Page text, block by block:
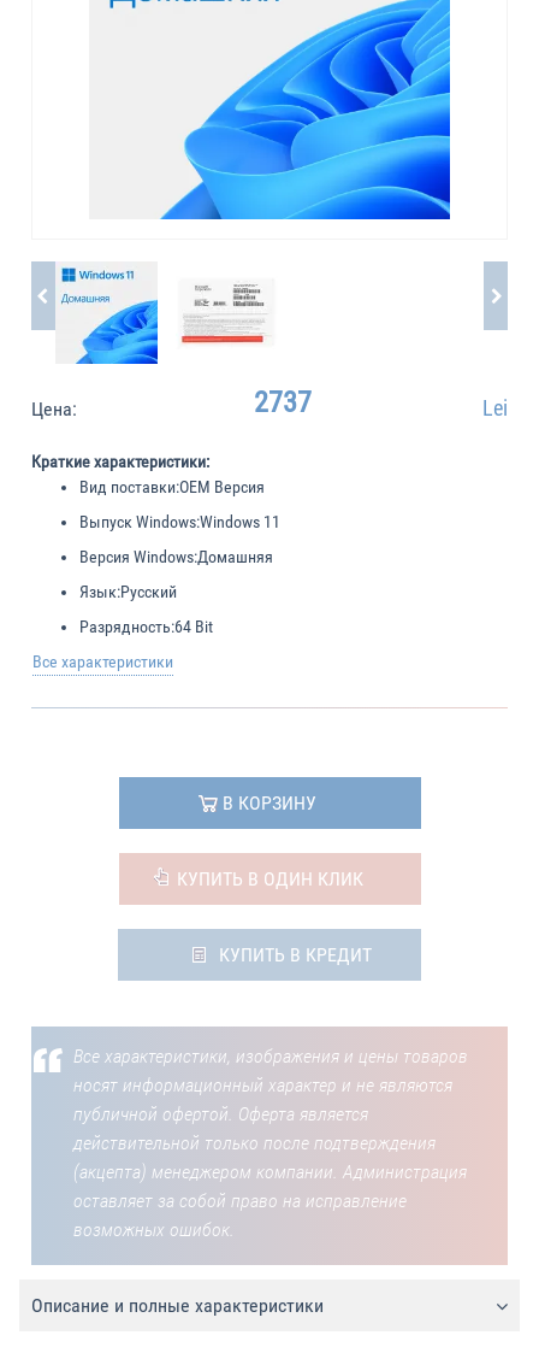
Цена: 2737 Lei
Краткие характеристики:
Вид поставки:OEM Версия
Выпуск Windows:Windows 11
Версия Windows:Домашняя
Язык:Русский
Разрядность:64 Bit
Все характеристики
В КОРЗИНУ
КУПИТЬ В ОДИН КЛИК
КУПИТЬ В КРЕДИТ
Все характеристики, изображения и цены товаров
носят информационный характер и не являются
публичной офертой. Оферта является
действительной только после подтверждения
(акцепта) менеджером компании. Администрация
оставляет за собой право на исправление
возможных ошибок.
Описание и полные характеристики